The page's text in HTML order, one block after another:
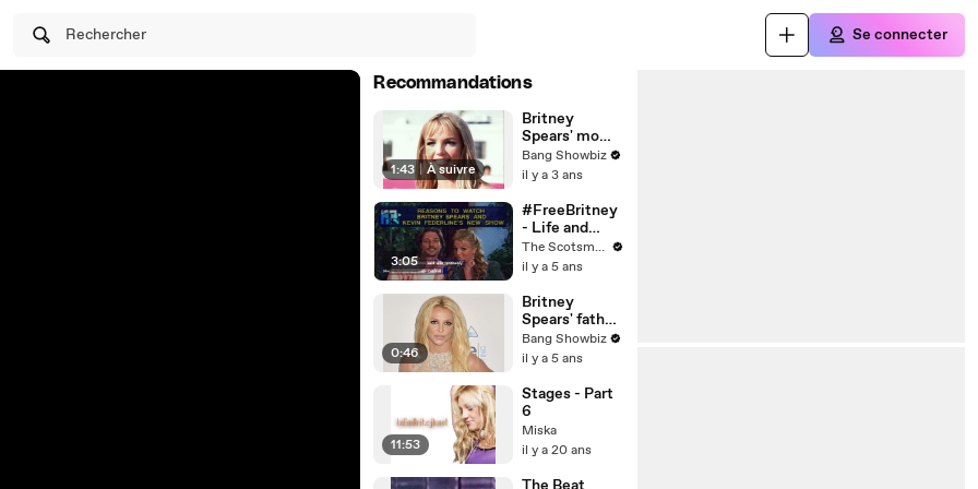
Rechercher Se connecter
Recommandations
1:43 | À suivre
Britney
Spears' mom
introduced
her to alcohol
teens
Bang Showbiz
il y a 3 ans
3:05
#FreeBritney
- Life and
times of pop
star Britney
The Scotsman
il y a 5 ans
0:46
Britney
Spears' father
stays as co-
conservator
Bang Showbiz
il y a 5 ans
11:53
Stages - Part
6
Miska
il y a 20 ans